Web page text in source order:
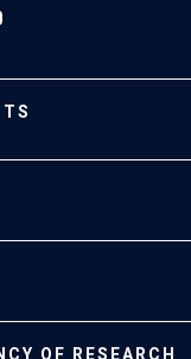
OF RESEARCH